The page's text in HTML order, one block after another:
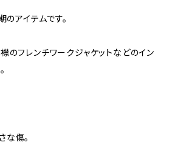
アイテムです。
のフレンチワークジャケットなどのイン
な傷。